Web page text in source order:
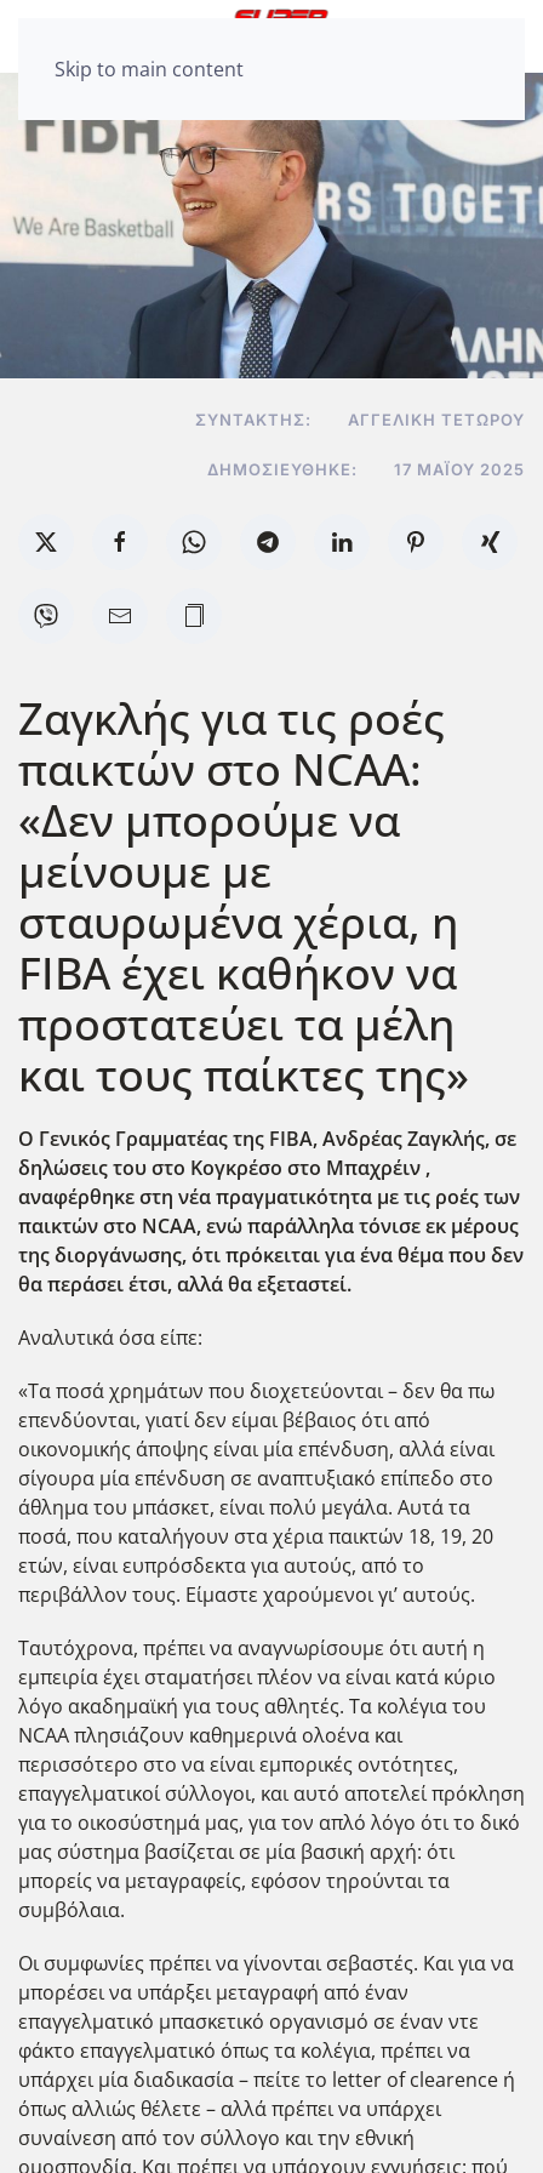
Skip to main content
ΣΥΝΤΆΚΤΗΣ: ΑΓΓΕΛΙΚΉ ΤΕΤΏΡΟΥ
ΔΗΜΟΣΙΕΎΘΗΚΕ: 17 ΜΑΪ́ΟΥ 2025
Zαγκλής για τις ροές
παικτών στο NCAA:
«Δεν μπορούμε να
μείνουμε με
σταυρωμένα χέρια, η
FIBA έχει καθήκον να
προστατεύει τα μέλη
και τους παίκτες της»
Ο Γενικός Γραμματέας της FIBA, Ανδρέας Ζαγκλής, σε
δηλώσεις του στο Κογκρέσο στο Μπαχρέιν ,
αναφέρθηκε στη νέα πραγματικότητα με τις ροές των
παικτών στο NCAA, ενώ παράλληλα τόνισε εκ μέρους
της διοργάνωσης, ότι πρόκειται για ένα θέμα που δεν
θα περάσει έτσι, αλλά θα εξεταστεί.
Αναλυτικά όσα είπε:
«Τα ποσά χρημάτων που διοχετεύονται – δεν θα πω
επενδύονται, γιατί δεν είμαι βέβαιος ότι από
οικονομικής άποψης είναι μία επένδυση, αλλά είναι
σίγουρα μία επένδυση σε αναπτυξιακό επίπεδο στο
άθλημα του μπάσκετ, είναι πολύ μεγάλα. Αυτά τα
ποσά, που καταλήγουν στα χέρια παικτών 18, 19, 20
ετών, είναι ευπρόσδεκτα για αυτούς, από το
περιβάλλον τους. Είμαστε χαρούμενοι γι’ αυτούς.
Ταυτόχρονα, πρέπει να αναγνωρίσουμε ότι αυτή η
εμπειρία έχει σταματήσει πλέον να είναι κατά κύριο
λόγο ακαδημαϊκή για τους αθλητές. Τα κολέγια του
NCAA πλησιάζουν καθημερινά ολοένα και
περισσότερο στο να είναι εμπορικές οντότητες,
επαγγελματικοί σύλλογοι, και αυτό αποτελεί πρόκληση
για το οικοσύστημά μας, για τον απλό λόγο ότι το δικό
μας σύστημα βασίζεται σε μία βασική αρχή: ότι
μπορείς να μεταγραφείς, εφόσον τηρούνται τα
συμβόλαια.
Οι συμφωνίες πρέπει να γίνονται σεβαστές. Και για να
μπορέσει να υπάρξει μεταγραφή από έναν
επαγγελματικό μπασκετικό οργανισμό σε έναν ντε
φάκτο επαγγελματικό όπως τα κολέγια, πρέπει να
υπάρχει μία διαδικασία – πείτε το letter of clearence ή
όπως αλλιώς θέλετε – αλλά πρέπει να υπάρχει
συναίνεση από τον σύλλογο και την εθνική
ομοσπονδία. Και πρέπει να υπάρχουν εγγυήσεις: πού